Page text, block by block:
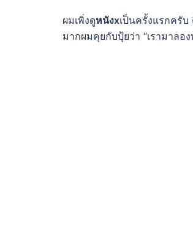
ผมเพิ่งดูหนังxเป็นครั้งแรกครับ
มากผมคุยกับปุ้ยว่า “เรามาลอ